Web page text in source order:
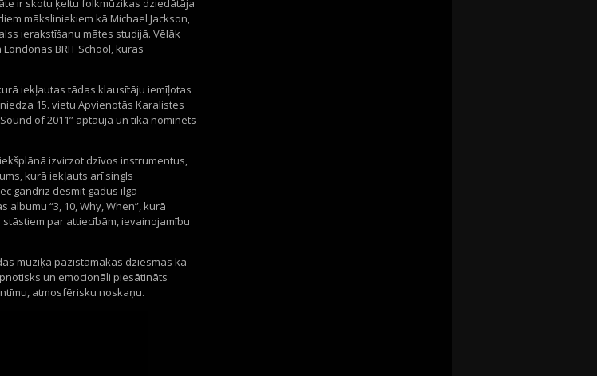
ir skotu ķeltu folkmūzikas dziedātāja
māksliniekiem kā Michael Jackson,
ierakstīšanu mātes studijā. Vēlāk
BRIT School, kuras
iekļautas tādas klausītāju iemīļotas
15. vietu Apvienotās Karalistes
of 2011” aptaujā un tika nominēts
izvirzot dzīvos instrumentus,
kurā iekļauts arī singls
gandrīz desmit gadus ilga
“3, 10, Why, When”, kurā
par attiecībām, ievainojamību
mūziķa pazīstamākās dziesmas kā
un emocionāli piesātināts
atmosfērisku noskaņu.